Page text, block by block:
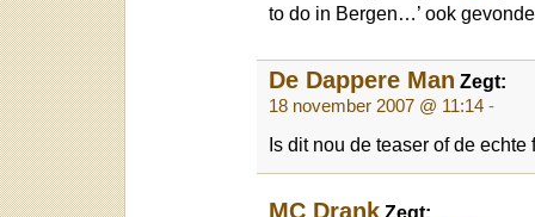
to do in Bergen…’ ook
De Dappere Man Zegt:
18 november 2007 @ 11:14 -
Is dit nou de teaser of de
MC Drank Zegt: